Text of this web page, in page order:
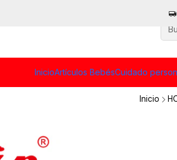
InicioArtículos BebésCuidado
Inicio